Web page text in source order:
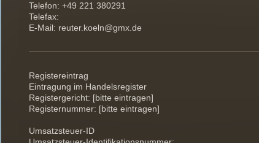
Telefon: +49 221 380291
Telefax:
E-Mail: reuter.koeln@gmx.de
Registereintrag
Eintragung im Handelsregister
Registergericht: [bitte eintragen]
Registernummer: [bitte eintragen]
Umsatzsteuer-ID